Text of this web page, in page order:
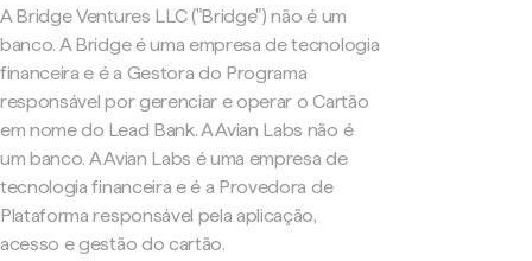
A Bridge Ventures LLC ("Bridge") não é um
banco. A Bridge é uma empresa de tecnologia
financeira e é a Gestora do Programa
responsável por gerenciar e operar o Cartão
em nome do Lead Bank. A Avian Labs não é
um banco. A Avian Labs é uma empresa de
tecnologia financeira e é a Provedora de
Plataforma responsável pela aplicação,
acesso e gestão do cartão.